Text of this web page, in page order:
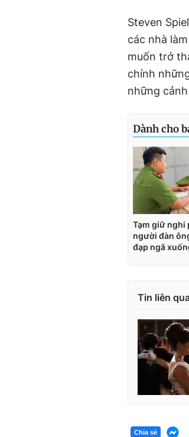
Steven
các nhà
muốn trở
chính
những
Tin liên
Chia sẻ